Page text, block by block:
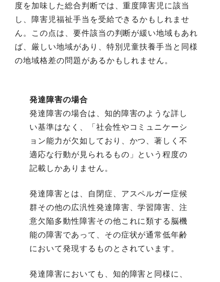
度を加味した総合判断では、重度障害児に該当
し、障害児福祉手当を受給できるかもしれませ
ん。この点は、要件該当の判断が緩い地域もあれ
ば、厳しい地域があり、特別児童扶養手当と同様
の地域格差の問題があるかもしれません。
発達障害の場合
発達障害の場合は、知的障害のような詳し
い基準はなく、「社会性やコミュニケーシ
ョン能力が欠如しており、かつ、著しく不
適応な行動が見られるもの」という程度の
記載しかありません。
発達障害とは、自閉症、アスペルガー症候
群その他の広汎性発達障害、学習障害、注
意欠陥多動性障害その他これに類する脳機
能の障害であって、その症状が通常低年齢
において発現するものとされています。
発達障害においても、知的障害と同様に、